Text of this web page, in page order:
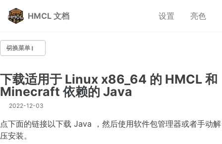
转到主导航栏
转到内容
转到底部
HMCL 文档
设置 亮色
切换菜单
常见问题
启动器使用相关
整合包帮助
下载适用于 Linux x86_64 的 HMCL 和
Minecraft 依赖的 Java
2022-12-03
点下面的链接以下载 Java ，然后使用软件包管理器或者手动解
压安装。